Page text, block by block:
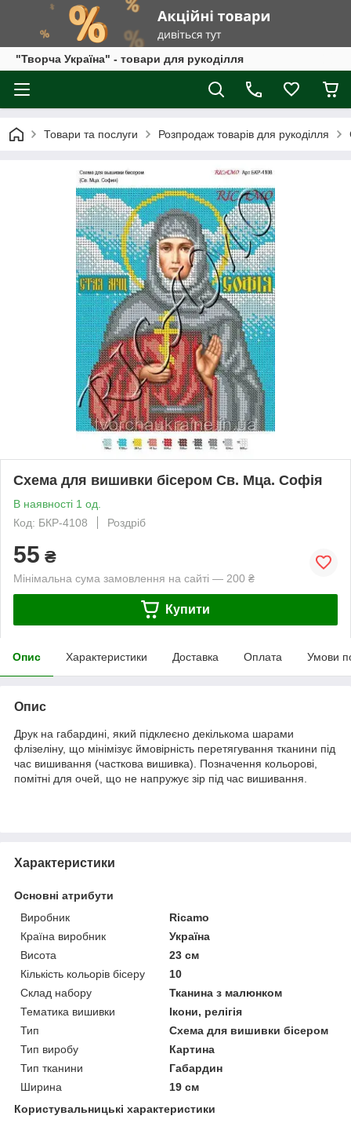
"Творча Україна" - товари для рукоділля
Товари та послуги Розпродаж товарів для рукоділля
Схема для вишивки бісером Св. Мца. Софія
В наявності 1 од.
Код: БКР-4108
Роздріб
55 ₴
Мінімальна сума замовлення на сайті — 200 ₴
Купити
Опис Характеристики Доставка Оплата Умови
Опис
Друк на габардині, який підклеєно декількома шарами
флізеліну, що мінімізує ймовірність перетягування тканини під
час вишивання (часткова вишивка). Позначення кольорові,
помітні для очей, що не напружує зір під час вишивання.
Характеристики
Основні атрибути
Виробник
Ricamo
Країна виробник
Україна
Висота
23 см
Кількість кольорів бісеру
10
Склад набору
Тканина з малюнком
Тематика вишивки
Ікони, релігія
Тип
Схема для вишивки бісером
Тип виробу
Картина
Тип тканини
Габардин
Ширина
19 см
Користувальницькі характеристики